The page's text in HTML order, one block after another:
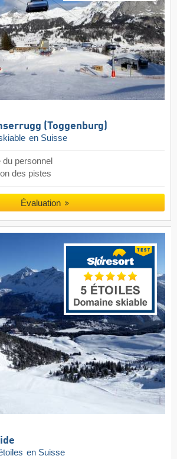
(Toggenburg)
en Suisse
personnel
des pistes
Évaluation
en Suisse